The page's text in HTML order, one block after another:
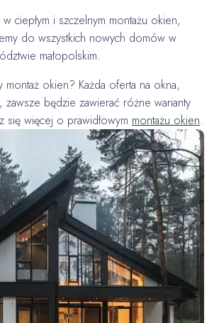
ciepłym i szczelnym montażu okien,
do wszystkich nowych domów w
małopolskim.
montaż okien? Każda oferta na okna,
zawsze będzie zawierać różne warianty
się więcej o prawidłowym montażu okien.